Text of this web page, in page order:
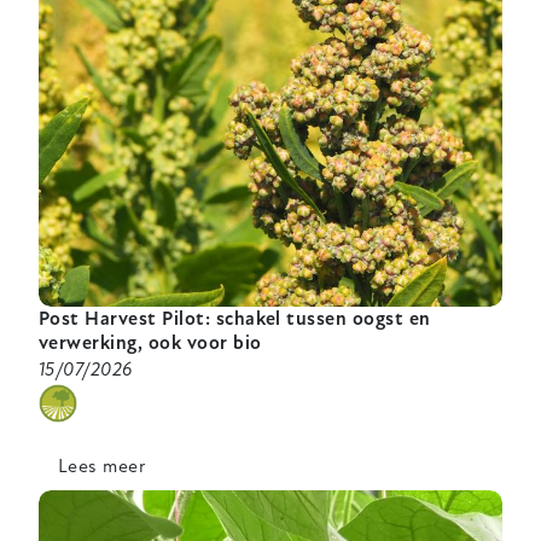
Post Harvest Pilot: schakel tussen oogst en
verwerking, ook voor bio
15/07/2026
categorie
Lees meer
Post
Harvest